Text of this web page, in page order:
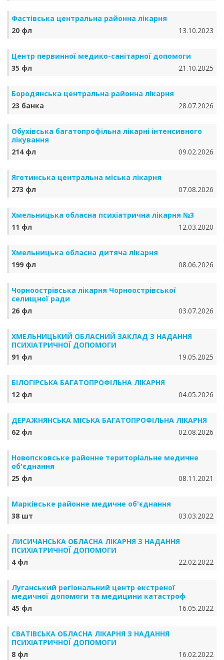
Фастівська центральна районна лікарня
20 фл
13.10.2023
Центр первинної медико-санітарної допомоги
35 фл
21.10.2025
Бородянська центральна районна лікарня
23 банка
28.07.2026
Обухівська багатопрофільна лікарні інтенсивного
лікування
214 фл
09.02.2026
Яготинська центральна міська лікарня
273 фл
07.08.2026
Хмельницька обласна психіатрична лікарня №3
11 фл
12.03.2020
Хмельницька обласна дитяча лікарня
199 фл
08.06.2026
Чорноострівська лікарня Чорноострівської
селищної ради
26 фл
03.07.2026
ХМЕЛЬНИЦЬКИЙ ОБЛАСНИЙ ЗАКЛАД З НАДАННЯ
ПСИХІАТРИЧНОЇ ДОПОМОГИ
91 фл
19.05.2025
БІЛОГІРСЬКА БАГАТОПРОФІЛЬНА ЛІКАРНЯ
12 фл
04.05.2026
ДЕРАЖНЯНСЬКА МІСЬКА БАГАТОПРОФІЛЬНА ЛІКАРНЯ
62 фл
02.08.2026
Новопсковське районне територіальне медичне
об'єднання
25 фл
08.11.2021
Марківське районне медичне об'єднання
38 шт
03.03.2022
ЛИСИЧАНСЬКА ОБЛАСНА ЛІКАРНЯ З НАДАННЯ
ПСИХІАТРИЧНОЇ ДОПОМОГИ
4 фл
22.02.2022
Луганський регіональний центр екстреної
медичної допомоги та медицини катастроф
45 фл
16.05.2022
СВАТІВСЬКА ОБЛАСНА ЛІКАРНЯ З НАДАННЯ
ПСИХІАТРИЧНОЇ ДОПОМОГИ
8 фл
16.02.2022